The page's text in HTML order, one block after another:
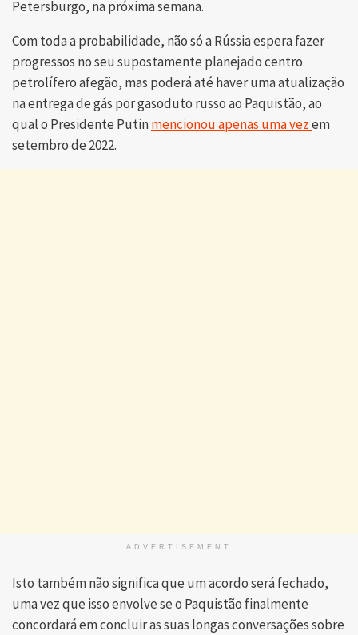
Petersburgo, na próxima semana.
Com toda a probabilidade, não só a Rússia espera fazer
progressos no seu supostamente planejado centro
petrolífero afegão, mas poderá até haver uma atualização
na entrega de gás por gasoduto russo ao Paquistão, ao
qual o Presidente Putinmencionou apenas uma vezem
setembro de 2022.
ADVERTISEMENT
Isto também não significa que um acordo será fechado,
uma vez que isso envolve se o Paquistão finalmente
concordará em concluir as suas longas conversações sobre